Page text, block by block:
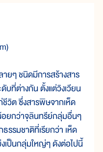
ๆ ชนิดมีการสร้างสาร
ที่ต่างกัน ตั้งแต่วิงเวียน
วิต ซึ่งสารพิษจากเห็ด
อยกว่าจุลินทรีย์กลุ่มอื่นๆ
รรมชาติที่เรียกว่า เห็ด
เป็นกลุ่มใหญ่ๆ ดังต่อไปนี้